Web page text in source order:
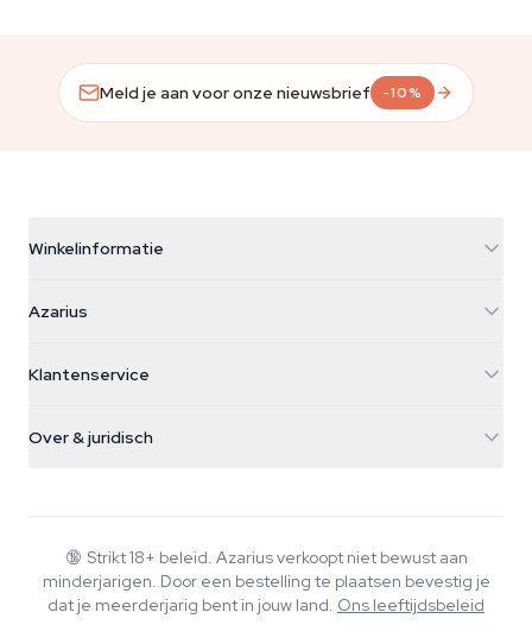
Meld je aan voor onze nieuwsbrief -10%
Winkelinformatie
Galvaniweg 11
Nederland
+31(0)204897914
Azarius
Smokeshop
Klantenservice
Retourbeleid
Veelgestelde vragen
Privacybeleid
Over & juridisch
Wiki
Muziek
🔞 Strikt 18+ beleid. Azarius verkoopt niet bewust aan
minderjarigen. Door een bestelling te plaatsen bevestig je
dat je meerderjarig bent in jouw land. Ons leeftijdsbeleid